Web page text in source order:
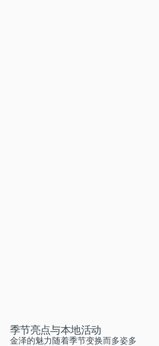
季节亮点与本地活动
金泽的魅力随着季节变换而多姿多